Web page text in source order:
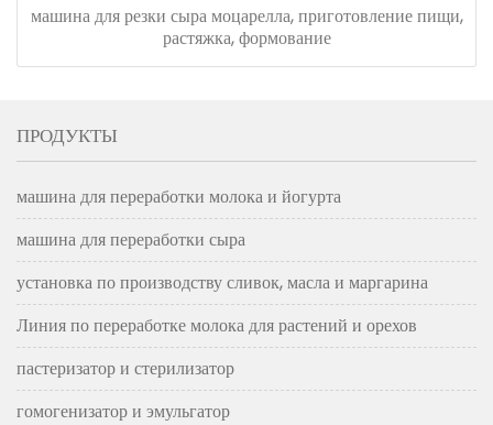
машина для резки сыра моцарелла, приготовление пищи,
растяжка, формование
ПРОДУКТЫ
машина для переработки молока и йогурта
машина для переработки сыра
установка по производству сливок, масла и маргарина
Линия по переработке молока для растений и орехов
пастеризатор и стерилизатор
гомогенизатор и эмульгатор